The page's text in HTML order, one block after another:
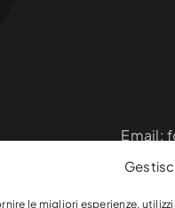
le migliori esperienze,
Email: